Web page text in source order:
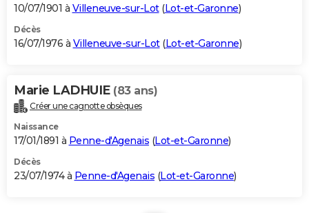
10/07/1901 à Villeneuve-sur-Lot(Lot-et-Garonne)
Décès
16/07/1976 à Villeneuve-sur-Lot(Lot-et-Garonne)
Marie LADHUIE (83 ans)
Créer une cagnotte obsèques
Naissance
17/01/1891 à Penne-d'Agenais (Lot-et-Garonne)
Décès
23/07/1974 à Penne-d'Agenais (Lot-et-Garonne)